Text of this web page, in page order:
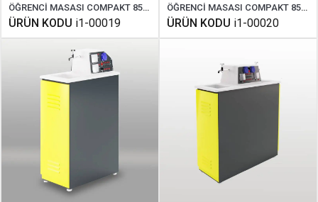
ÖĞRENCİ MASASI COMPAKT 85X180 CM
ÜRÜN KODU i1-00019
ÖĞRENCİ MASASI COMPAKT 85X120 CM
ÜRÜN KODU i1-00020